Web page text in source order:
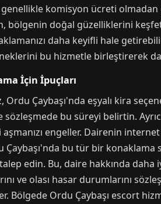
komisyon ücreti
bölgenin doğal güzelliklerini
daha keyifli hale
bu hizmetle birleştirerek
İçin İpuçları
Ordu Çaybaşı'nda eşyalı kira
bu süreyi belirtin.
aşmanızı engeller. Dairenin
bu tür bir
edin. Bu, daire hakkında daha
ve olası hasar durumlarını
Bölgede Ordu Çaybaşı escort